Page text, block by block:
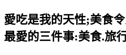
愛吃是我的天性;美食
最愛的三件事:美食.旅